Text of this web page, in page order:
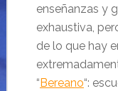
enseñanzas y
exhaustiva,
de lo que hay
“ Bereano“: